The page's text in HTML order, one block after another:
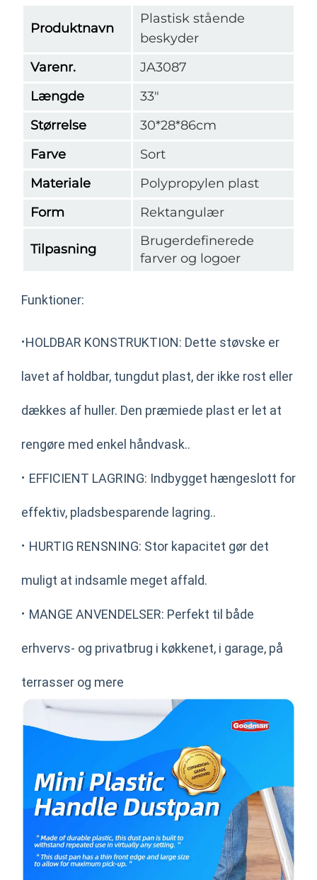
Produktnavn
Plastisk stående
beskyder
Varenr.
JA3087
Længde
33"
Størrelse
30*28*86cm
Farve
Sort
Materiale
Polypropylen plast
Form
Rektangulær
Tilpasning
Brugerdefinerede
farver og logoer
Funktioner:
·HOLDBAR KONSTRUKTION: Dette støvske er
lavet af holdbar, tungdut plast, der ikke rost eller
dækkes af huller. Den præmiede plast er let at
rengøre med enkel håndvask..
· EFFICIENT LAGRING: Indbygget hængeslott for
effektiv, pladsbesparende lagring..
· HURTIG RENSNING: Stor kapacitet gør det
muligt at indsamle meget affald.
· MANGE ANVENDELSER: Perfekt til både
erhvervs- og privatbrug i køkkenet, i garage, på
terrasser og mere